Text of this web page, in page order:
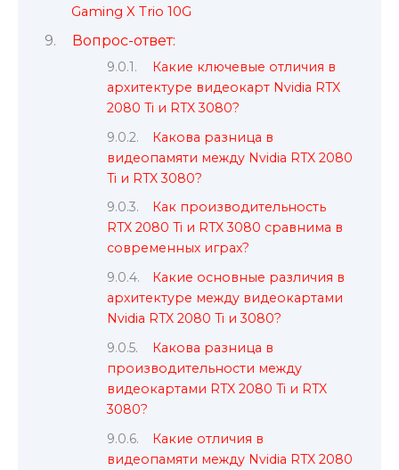
Gaming X Trio 10G
Вопрос-ответ:
Какие ключевые отличия в
архитектуре видеокарт Nvidia RTX
2080 Ti и RTX 3080?
Какова разница в
видеопамяти между Nvidia RTX 2080
Ti и RTX 3080?
Как производительность
RTX 2080 Ti и RTX 3080 сравнима в
современных играх?
Какие основные различия в
архитектуре между видеокартами
Nvidia RTX 2080 Ti и 3080?
Какова разница в
производительности между
видеокартами RTX 2080 Ti и RTX
3080?
Какие отличия в
видеопамяти между Nvidia RTX 2080